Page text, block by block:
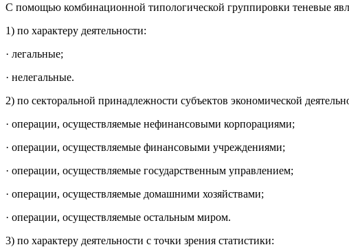
С помощью комбинационной типологической группировки теневые
1) по характеру деятельности:
· легальные;
· нелегальные.
2) по секторальной принадлежности субъектов экономиче­ской
· операции, осуществляемые нефинансовыми корпо­рациями;
· операции, осуществляемые финансовыми учреждениями;
· операции, осуществляемые государственным управлением;
· операции, осуществляемые домашними хозяйствами;
· операции, осуществляемые остальным миром.
3) по характеру деятельности с точки зрения статистики: